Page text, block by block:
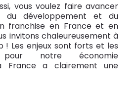
vous voulez faire avancer
du développement et du
franchise en France et en
invitons chaleureusement à
! Les enjeux sont forts et les
pour notre économie
France a clairement une